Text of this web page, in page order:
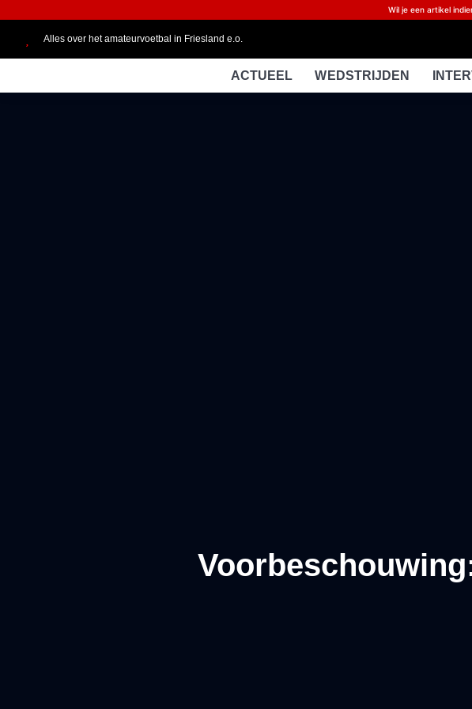
Wil je een artikel
Alles over het amateurvoetbal in Friesland e.o.
ACTUEEL WEDSTRIJDEN